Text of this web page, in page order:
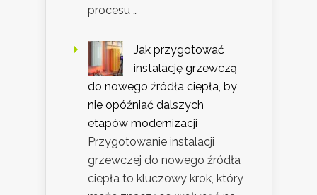
procesu …
Jak przygotować
instalację grzewczą
do nowego źródła ciepła, by
nie opóźniać dalszych
etapów modernizacji
Przygotowanie instalacji
grzewczej do nowego źródła
ciepła to kluczowy krok, który